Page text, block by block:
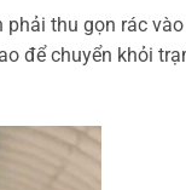
phải thu gọn rác vào
để chuyển khỏi